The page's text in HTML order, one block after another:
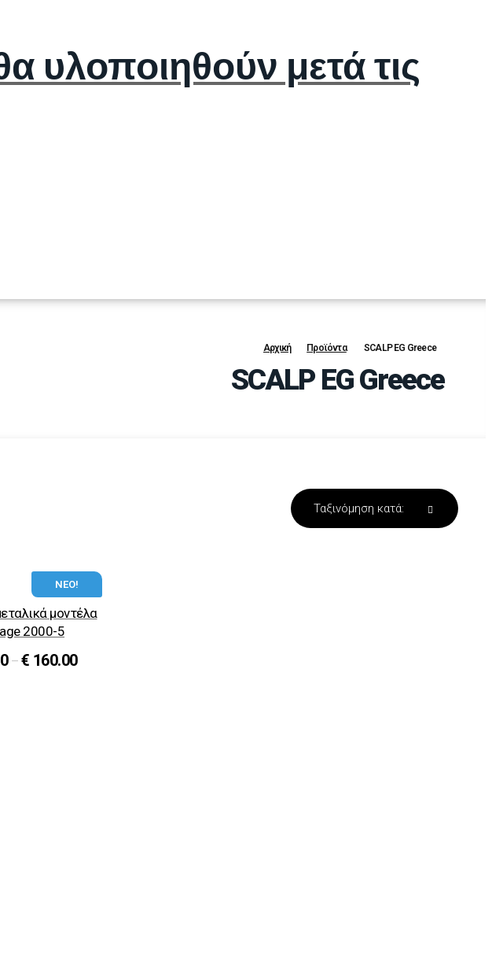
μετά τις
Αρχική Προϊόντα SCALP EG Greece
SCALP EG Greece
ΝΕΟ!
μοντέλα
2000-5
–€ 160.00